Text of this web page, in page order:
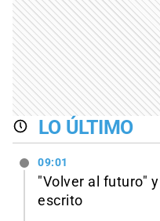
LO ÚLTIMO
09:01
"Volver al futuro"
escrito